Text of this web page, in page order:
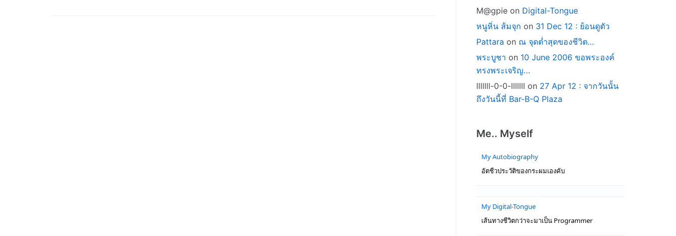
M@gpie on Digital-Tongue
หนูหิ่น ส้มจุก on 31 Dec 12 : ย้อนดูตัว
Pattara on ณ จุดต่ำสุดของชีวิต…
พระบูชา on 10 June 2006 ขอพระองค์
ทรงพระเจริญ…
lllllll-0-0-lllllll on 27 Apr 12 : จากวันนั้น
ถึงวันนี้ที่ Bar-B-Q Plaza
Me.. Myself
My Autobiography
อัตชีวประวัติของกระผมเองคับ
My Digital-Tongue
เส้นทางชีวิตกว่าจะมาเป็น Programmer